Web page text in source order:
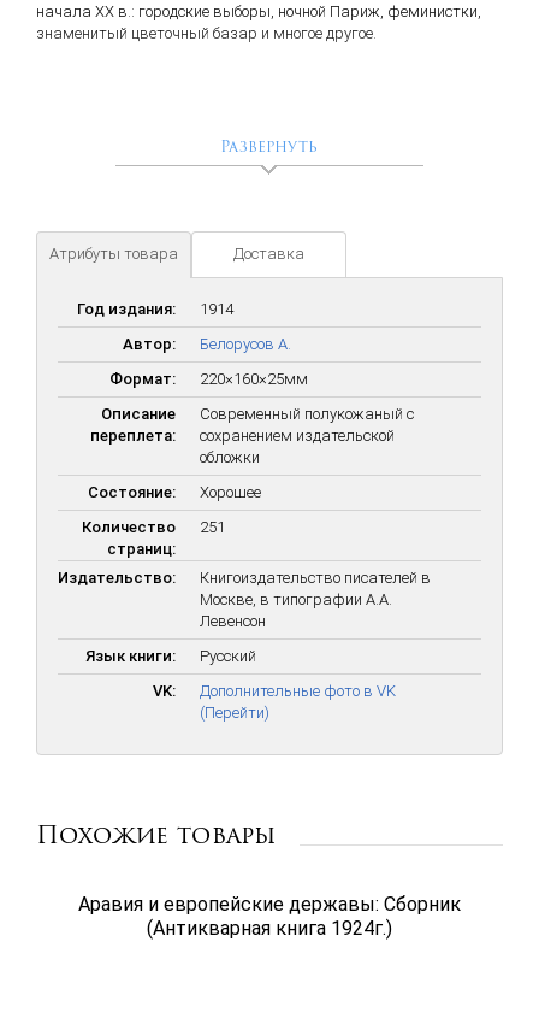
начала XX в.: городские выборы, ночной Париж, феминистки,
знаменитый цветочный базар и многое другое.
Развернуть
Атрибуты товара Доставка
Год издания:
1914
Автор:
Белорусов А.
Формат:
220×160×25мм
Описание
переплета:
Современный полукожаный с
сохранением издательской
обложки
Состояние:
Хорошее
Количество
страниц:
251
Издательство:
Книгоиздательство писателей в
Москве, в типографии А.А.
Левенсон
Язык книги:
Русский
VK:
Дополнительные фото в VK
(Перейти)
Похожие товары
Аравия и европейские державы: Сборник
(Антикварная книга 1924г.)